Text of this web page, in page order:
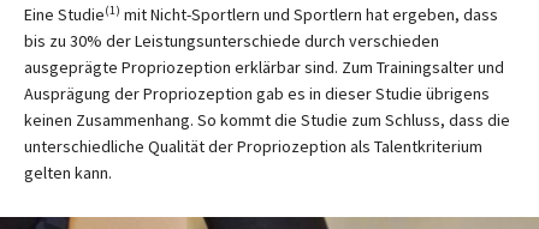
Eine Studie(1) mit Nicht-Sportlern und Sportlern hat ergeben, dass
bis zu 30% der Leistungsunterschiede durch verschieden
ausgeprägte Propriozeption erklärbar sind. Zum Trainingsalter und
Ausprägung der Propriozeption gab es in dieser Studie übrigens
keinen Zusammenhang. So kommt die Studie zum Schluss, dass die
unterschiedliche Qualität der Propriozeption als Talentkriterium
gelten kann.